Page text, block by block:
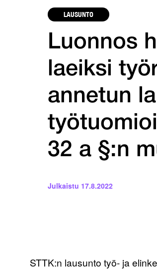
LAUSUNTO
Luonnos
laeiksi
annetun
32 a §:n
Julkaistu 17.8.2022
STTK:n lausunto työ- ja